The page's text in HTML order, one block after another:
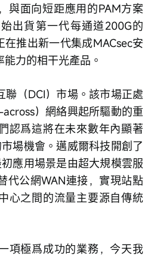
與面向短距應用的PAM方案
出貨第一代每通道200G的
在推出新一代集成MACsec安
力的相干光產品。
聯（DCI）市場。該市場正處
）網絡興起所驅動的重
認爲這將在未來數年內顯著
場機會。邁威爾科技開創了
應用場景是由超大規模雲服
代公網WAN連接，實現站點
心之間的流量主要源自傳統
項極爲成功的業務，今天我